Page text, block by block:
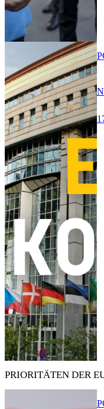
PRIORITÄTEN DER